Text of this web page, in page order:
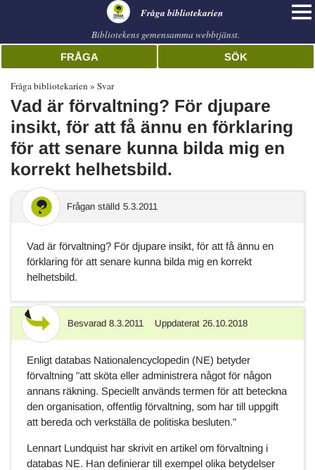
Fråga bibliotekarien
Bibliotekens gemensamma webbtjänst.
FRÅGA SÖK
Fråga bibliotekarien Svar
Vad är förvaltning? För djupare
insikt, för att få ännu en förklaring
för att senare kunna bilda mig en
korrekt helhetsbild.
Frågan ställd 5.3.2011
Vad är förvaltning? För djupare insikt, för att få ännu en
förklaring för att senare kunna bilda mig en korrekt
helhetsbild.
Svar Besvarad 8.3.2011 Uppdaterat 26.10.2018
Enligt databas Nationalencyclopedin (NE) betyder
förvaltning "att sköta eller administrera något för någon
annans räkning. Speciellt används termen för att beteckna
den organisation, offentlig förvaltning, som har till uppgift
att bereda och verkställa de politiska besluten."
Lennart Lundquist har skrivit en artikel om förvaltning i
databas NE. Han definierar till exempel olika betydelser